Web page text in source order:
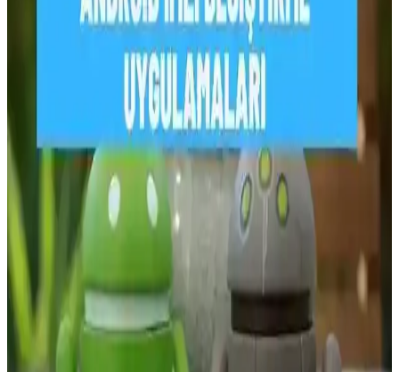
Yurt dışından getirilen telefonların Türkiye’de 180 gün kullanım
süresi ve yasal prosedürleri, IMEI kaydı ve operatör onayı gibi
adımlarla ilgilidir. Bu süreçlerin doğru yönetilmesi, cihazların yasal
Bulunan iPhone'u Sahibine Geri Vermek İçin Etkili
ve Yasal Yöntemler
Bulunan iPhone'un sahibine ulaşmak için SIM kart kontrolü, Siri ve
acil durum bilgileri kullanımı, Wi-Fi bağlantısı ve Apple Store ya da
polis merkezine teslim gibi yöntemler detaylıca ele alınmaktadır.
Samsung Telefonlarda IMEI Atma İşlemi ve
Güvenlik Boyutları Analizi
Samsung telefonlarda IMEI atma işlemi teknik ve yasal açıdan riskli
olup, cihaz güvenliği ve yasal sonuçlar açısından dikkat edilmelidir.
Telefonun Yasal ve Kaçak Olup Olmadığını Anlama
Yöntemleri ve IMEI Kontrolü Süreçleri